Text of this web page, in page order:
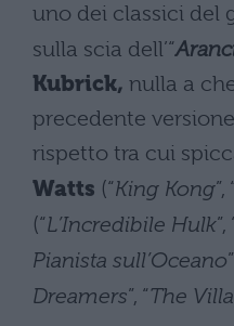
uno dei classici del
sulla scia dell’“
Kubrick, nulla a
precedente
rispetto tra cui
Watts (“King Kong”,
(“L’Incredibile Hulk”,
Pianista sull’Oceano
Dreamers”, “The